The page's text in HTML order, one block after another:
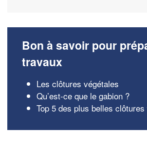
Bon à savoir pour
travaux
Les clôtures végétales
Qu’est-ce que le gabion ?
Top 5 des plus belles